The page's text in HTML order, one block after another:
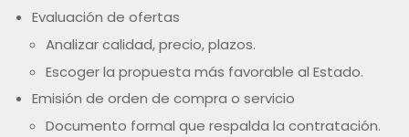
Evaluación de ofertas
Analizar calidad, precio, plazos.
Escoger la propuesta más favorable al Estado.
Emisión de orden de compra o servicio
Documento formal que respalda la contratación.